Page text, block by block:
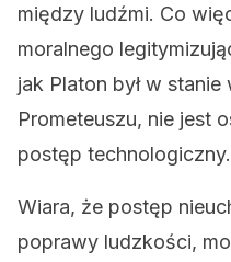
między ludźmi. Co
moralnego
jak Platon był w
Prometeuszu, nie jest
postęp technologiczny.
Wiara, że postęp
poprawy ludzkości,